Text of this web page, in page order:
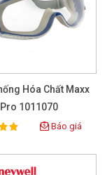
Hóa Chất Maxx
Pro 1011070
Báo giá